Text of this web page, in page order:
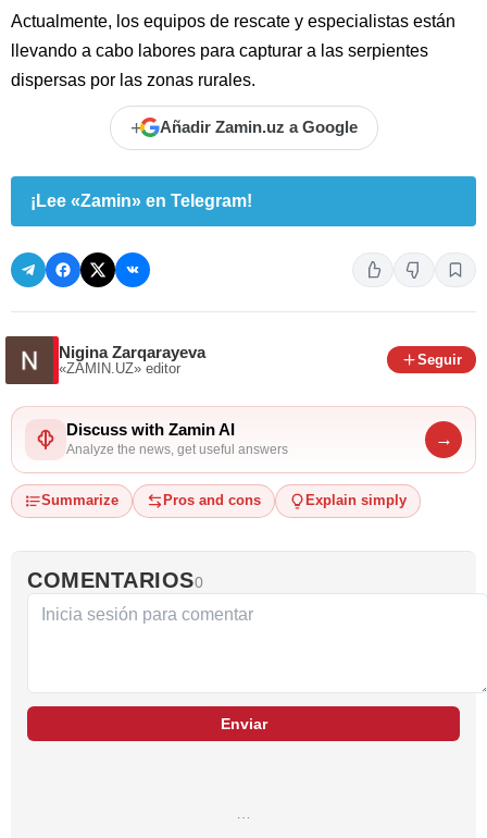
Actualmente, los equipos de rescate y especialistas están
llevando a cabo labores para capturar a las serpientes
dispersas por las zonas rurales.
+ Añadir Zamin.uz a Google
¡Lee «Zamin» en Telegram!
Nigina Zarqarayeva
«ZAMIN.UZ» editor
Seguir
Discuss with Zamin AI
Analyze the news, get useful answers
→
Summarize Pros and cons Explain simply
COMENTARIOS0
Enviar